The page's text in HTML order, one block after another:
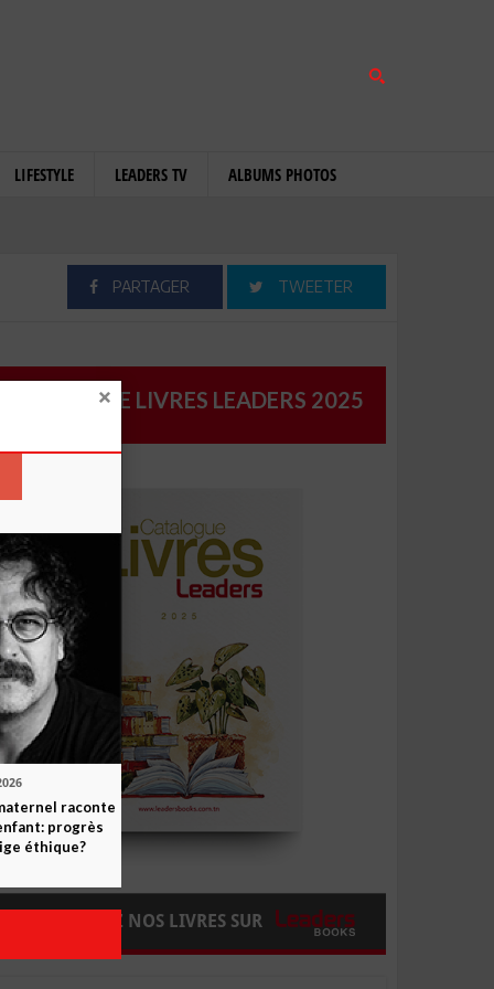
LIFESTYLE LEADERS TV ALBUMS PHOTOS
PARTAGER TWEETER
CATALOGUE LIVRES LEADERS 2025
COMMANDEZ NOS LIVRES SUR
raconte
progrès
éthique?